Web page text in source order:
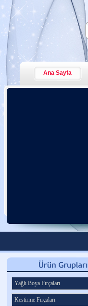
Ana Sayfa
Yağlı Boya Fırçaları
Kestirme Fırçaları